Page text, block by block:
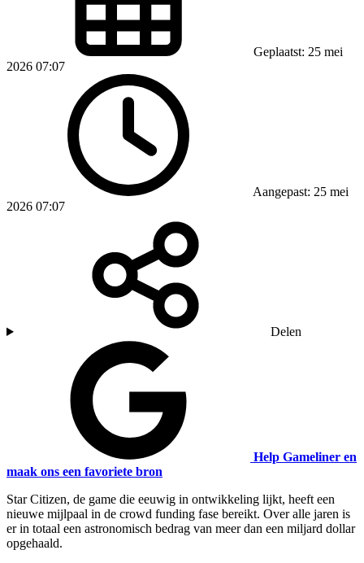
Geplaatst: 25 mei
2026 07:07
Aangepast: 25 mei
2026 07:07
Delen
Help Gameliner en
maak ons een favoriete bron
Star Citizen, de game die eeuwig in ontwikkeling lijkt, heeft een
nieuwe mijlpaal in de crowd funding fase bereikt. Over alle jaren is
er in totaal een astronomisch bedrag van meer dan een miljard dollar
opgehaald.